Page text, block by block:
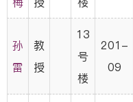
孙
雷
教
授
13
号
楼
201-
09